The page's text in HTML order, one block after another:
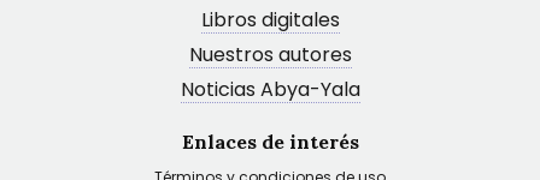
Libros digitales
Nuestros autores
Noticias Abya-Yala
Enlaces de interés